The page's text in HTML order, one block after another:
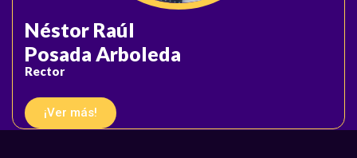
Néstor Raúl
Posada Arboleda
Rector
¡Ver más!